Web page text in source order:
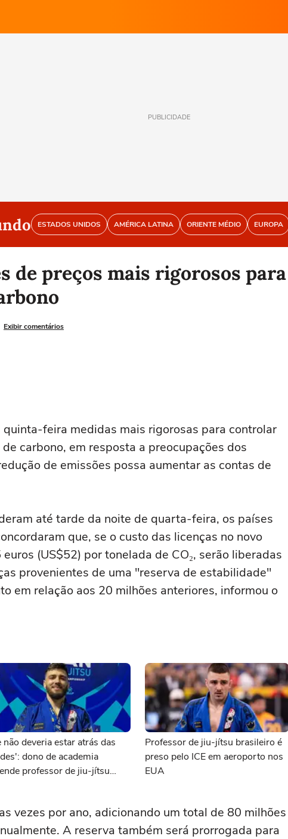
PUBLICIDADE
ESTADOS UNIDOS AMÉRICA LATINA ORIENTE MÉDIO EUROPA
de preços mais rigorosos para
Exibir comentários
feira medidas mais rigorosas para controlar
carbono, em resposta a preocupações dos
de emissões possa aumentar as contas de
até tarde da noite de quarta-feira, ⁠os países
que, se ‌o custo das licenças no novo
(US$52) por tonelada de CO₂, serão liberadas
provenientes de uma "reserva de estabilidade"
em relação aos 20 milhões ⁠anteriores, informou o
não deveria estar atrás das
dono de academia
professor de jiu-jítsu
Professor de jiu-jítsu brasileiro é
preso pelo ICE em aeroporto nos
EUA
vezes por ano, adicionando um total de 80 milhões
A reserva também será prorrogada para